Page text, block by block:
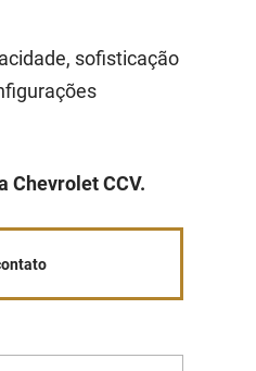
sofisticação
Chevrolet CCV.